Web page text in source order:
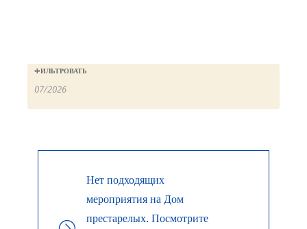
ФИЛЬТРОВАТЬ
Нет подходящих
мероприятия на Дом
престарелых. Посмотрите